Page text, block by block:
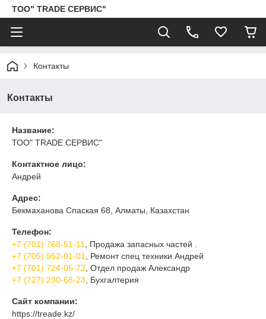
ТОО" TRADE СЕРВИС"
Контакты
Контакты
Название:
ТОО" TRADE СЕРВИС"
Контактное лицо:
Андрей
Адрес:
Бекмаханова Спаская 68, Алматы, Казахстан
Телефон:
+7 (701) 768-51-11
, Продажа запасных частей .
+7 (705) 952-01-01
, Ремонт спец техники Андрей
+7 (701) 724-05-72 , Отдел продаж Александр
+7 (727) 290-68-23 , Бухгалтерия
Сайт компании:
https://treade.kz/